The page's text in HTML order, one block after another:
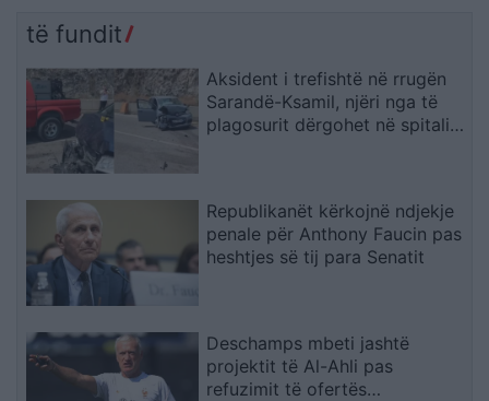
të fundit
Aksident i trefishtë në rrugën
Sarandë-Ksamil, njëri nga të
plagosurit dërgohet në spitalin
Republikanët kërkojnë ndjekje
penale për Anthony Faucin pas
heshtjes së tij para Senatit
Deschamps mbeti jashtë
projektit të Al-Ahli pas
refuzimit të ofertës